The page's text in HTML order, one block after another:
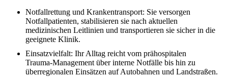
Notfallrettung und Krankentransport: Sie versorgen
Notfallpatienten, stabilisieren sie nach aktuellen
medizinischen Leitlinien und transportieren sie sicher in die
geeignete Klinik.
Einsatzvielfalt: Ihr Alltag reicht vom prähospitalen
Trauma‑Management über interne Notfälle bis hin zu
überregionalen Einsätzen auf Autobahnen und Landstraßen.